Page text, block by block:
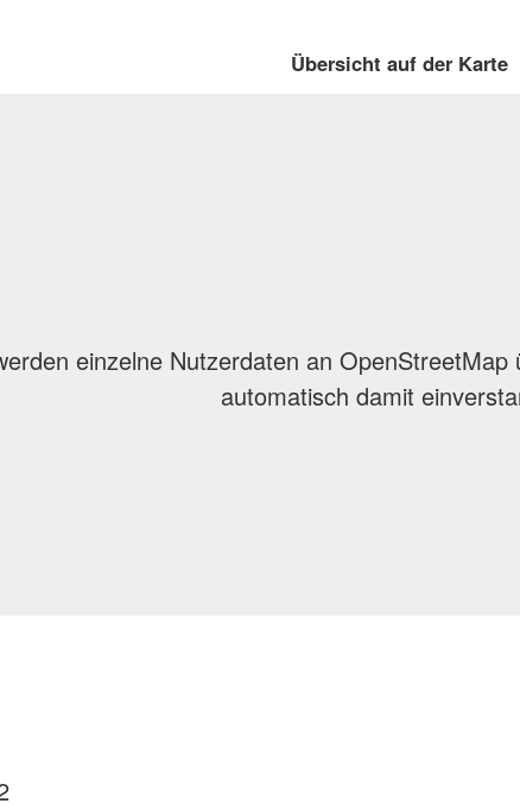
Übersicht auf der Karte
einzelne Nutzerdaten an
automatisch damit